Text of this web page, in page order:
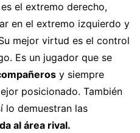
el extremo derecho,
en el extremo izquierdo y
mejor virtud es el control
Es un jugador que se
y siempre
posicionado. También
lo demuestran las
al área rival.